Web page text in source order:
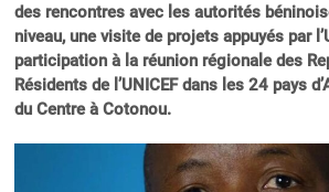
des rencontres avec les autorités
niveau, une visite de projets appuyés par
participation à la réunion régionale des
Résidents de l’UNICEF dans les 24 pays
du Centre à Cotonou.